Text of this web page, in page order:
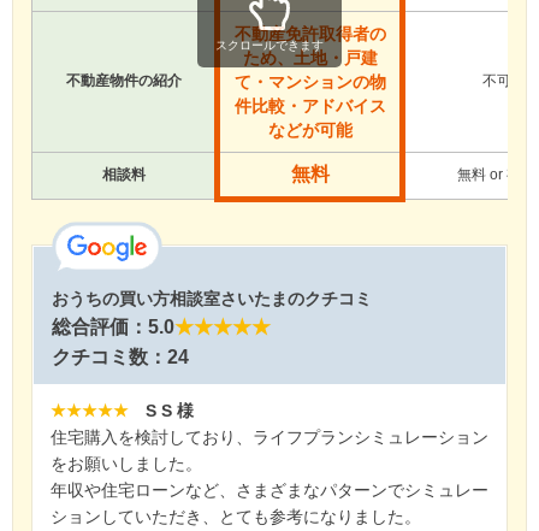
不動産物件の紹介
不動産免許取得者の
ため、土地・戸建
て・マンションの物
件比較・アドバイス
などが可能
不可
相談料 無料 無料 or 有料
スクロールできます
おうちの買い方相談室さいたまのクチコミ
総合評価：5.0★★★★★
クチコミ数：24
★★★★★ S S 様
住宅購入を検討しており、ライフプランシミュレーション
をお願いしました。
年収や住宅ローンなど、さまざまなパターンでシミュレー
ションしていただき、とても参考になりました。